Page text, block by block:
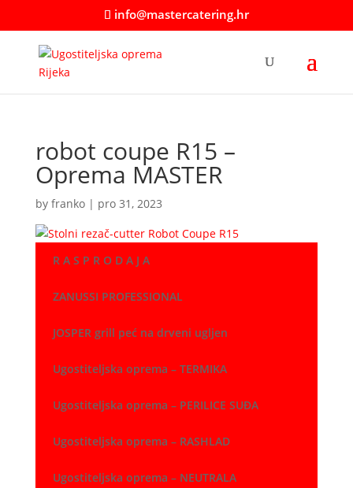
info@mastercatering.hr
robot coupe R15 –
Oprema MASTER
by franko| pro 31, 2023
R A S P R O D A J A
ZANUSSI PROFESSIONAL
JOSPER grill peć na drveni ugljen
Ugostiteljska oprema – TERMIKA
Ugostiteljska oprema – PERILICE SUĐA
Ugostiteljska oprema – RASHLAD
Ugostiteljska oprema – NEUTRALA